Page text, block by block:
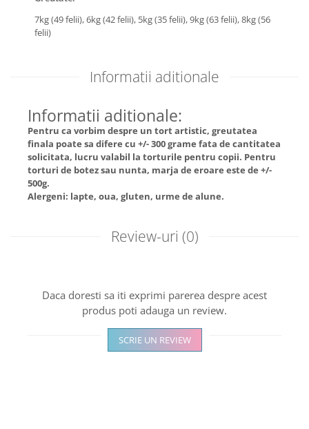
7kg (49 felii),6kg (42 felii), 5kg (35 felii),9kg (63 felii),8kg (56
felii)
Informatii aditionale
Informatii aditionale:
Pentru ca vorbim despre un tort artistic, greutatea
finala poate sa difere cu +/- 300 grame fata de cantitatea
solicitata, lucru valabil la torturile pentru copii. Pentru
torturi de botez sau nunta, marja de eroare este de +/-
500g.
Alergeni: lapte, oua, gluten, urme de alune.
Review-uri (0)
Daca doresti sa iti exprimi parerea despre acest
produs poti adauga un review.
SCRIE UN REVIEW